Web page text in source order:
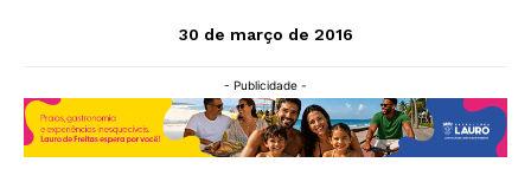
30 de março de 2016
- Publicidade -